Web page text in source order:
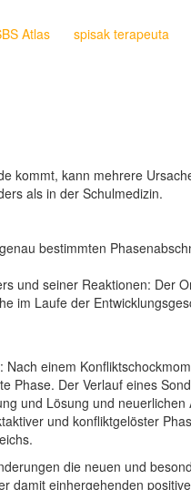
Atlas spisak terapeuta
kommt, kann mehrere
als in der Schulmedizin.
bestimmten
und seiner Reaktionen: Der
im Laufe der
einem
Phase. Der Verlauf eines
und Lösung und
und konfliktgelöster
die neuen und
damit einhergehenden